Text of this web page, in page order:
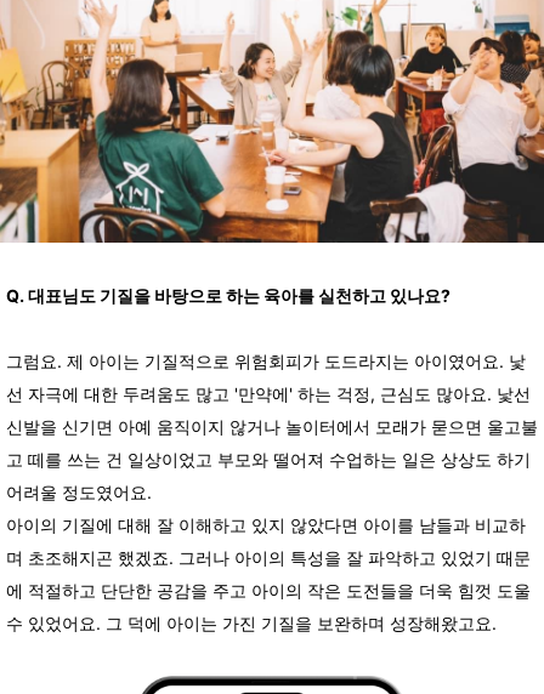
Q. 대표님도 기질을 바탕으로 하는 육아를 실천하고 있나요?
그럼요. 제 아이는 기질적으로 위험회피가 도드라지는 아이였어요. 낯
선 자극에 대한 두려움도 많고 '만약에' 하는 걱정, 근심도 많아요. 낯선
신발을 신기면 아예 움직이지 않거나 놀이터에서 모래가 묻으면 울고불
고 떼를 쓰는 건 일상이었고 부모와 떨어져 수업하는 일은 상상도 하기
어려울 정도였어요.
아이의 기질에 대해 잘 이해하고 있지 않았다면 아이를 남들과 비교하
며 초조해지곤 했겠죠. 그러나 아이의 특성을 잘 파악하고 있었기 때문
에 적절하고 단단한 공감을 주고 아이의 작은 도전들을 더욱 힘껏 도울
수 있었어요. 그 덕에 아이는 가진 기질을 보완하며 성장해왔고요.